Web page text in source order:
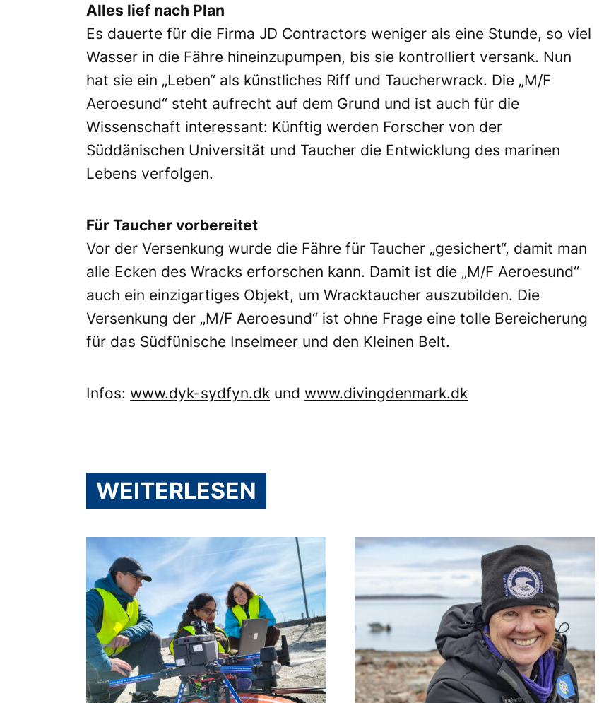
Alles lief nach Plan
Es dauerte für die Firma JD Contractors weniger als eine Stunde, so viel
Wasser in die Fähre hineinzupumpen, bis sie kontrolliert versank. Nun
hat sie ein „Leben“ als künstliches Riff und Taucherwrack. Die „M/F
Aeroesund“ steht aufrecht auf dem Grund und ist auch für die
Wissenschaft interessant: Künftig werden Forscher von der
Süddänischen Universität und Taucher die Entwicklung des marinen
Lebens verfolgen.
Für Taucher vorbereitet
Vor der Versenkung wurde die Fähre für Taucher „gesichert“, damit man
alle Ecken des Wracks erforschen kann. Damit ist die „M/F Aeroesund“
auch ein einzigartiges Objekt, um Wracktaucher auszubilden. Die
Versenkung der „M/F Aeroesund“ ist ohne Frage eine tolle Bereicherung
für das Südfünische Inselmeer und den Kleinen Belt.
Infos: www.dyk-sydfyn.dk und www.divingdenmark.dk
WEITERLESEN